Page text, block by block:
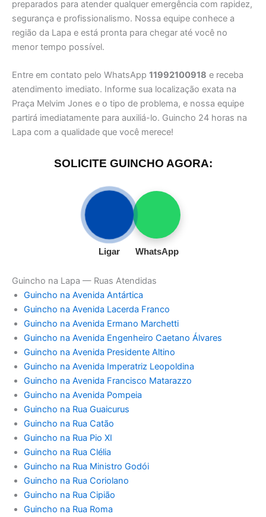
preparados para atender qualquer emergência com rapidez,
segurança e profissionalismo. Nossa equipe conhece a
região da Lapa e está pronta para chegar até você no
menor tempo possível.
Entre em contato pelo WhatsApp 11992100918 e receba
atendimento imediato. Informe sua localização exata na
Praça Melvim Jones e o tipo de problema, e nossa equipe
partirá imediatamente para auxiliá-lo. Guincho 24 horas na
Lapa com a qualidade que você merece!
SOLICITE GUINCHO AGORA:
Ligar WhatsApp
Guincho na Lapa — Ruas Atendidas
Guincho na Avenida Antártica
Guincho na Avenida Lacerda Franco
Guincho na Avenida Ermano Marchetti
Guincho na Avenida Engenheiro Caetano Álvares
Guincho na Avenida Presidente Altino
Guincho na Avenida Imperatriz Leopoldina
Guincho na Avenida Francisco Matarazzo
Guincho na Avenida Pompeia
Guincho na Rua Guaicurus
Guincho na Rua Catão
Guincho na Rua Pio XI
Guincho na Rua Clélia
Guincho na Rua Ministro Godói
Guincho na Rua Coriolano
Guincho na Rua Cipião
Guincho na Rua Roma